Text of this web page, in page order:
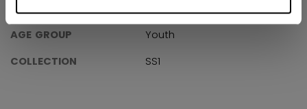
AGE GROUP
Youth
COLLECTION
SS1